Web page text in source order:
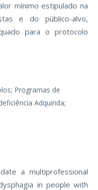
mínimo estipulado na
e do público-alvo,
para o protocolo
Programas de
Adquirida;
a multiprofessional
in people with